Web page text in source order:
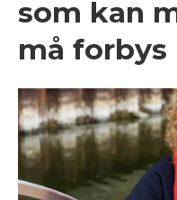
som kan
må forbys